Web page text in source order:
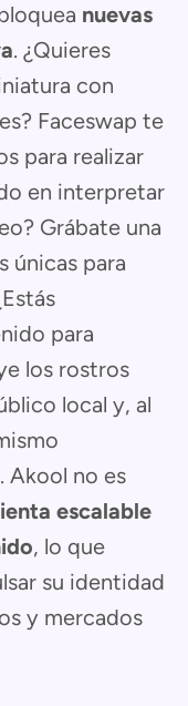
nuevas
. ¿Quieres
con
Faceswap te
para realizar
en interpretar
Grábate una
únicas para
para
los rostros
local y, al
Akool no es
escalable
, lo que
su identidad
y mercados